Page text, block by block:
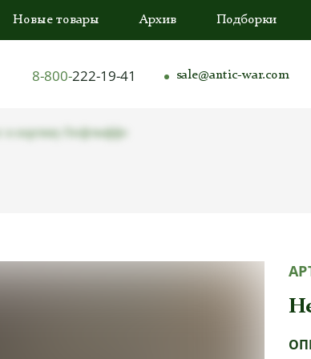
Новые товары Архив Подборки
8-800-222-19-41 sale@antic-war.com